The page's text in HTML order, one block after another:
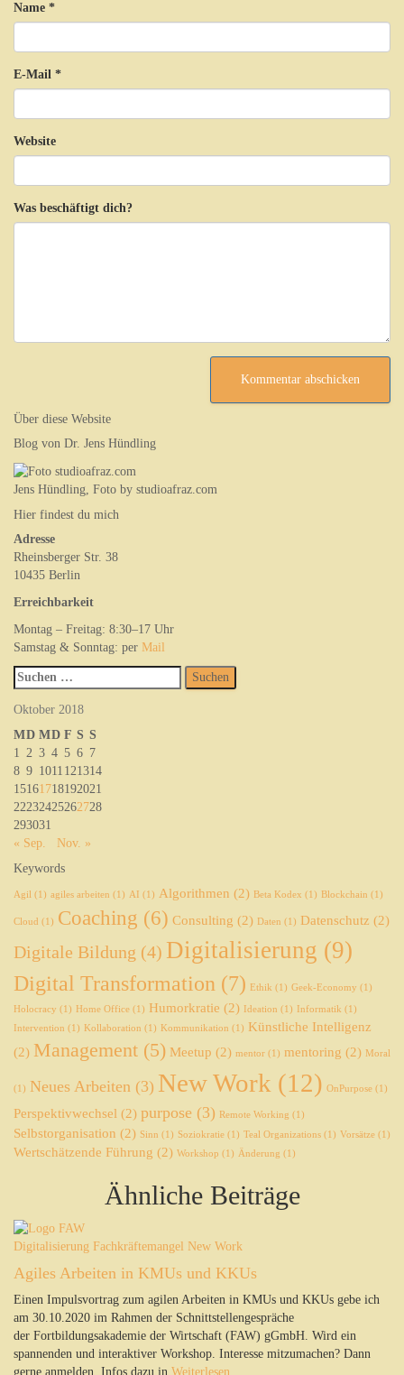
Name *
E-Mail *
Website
Was beschäftigt dich?
Über diese Website
Blog von Dr. Jens Hündling
Jens Hündling, Foto by studioafraz.com
Hier findest du mich
Adresse
Rheinsberger Str. 38
10435 Berlin
Erreichbarkeit
Montag – Freitag: 8:30–17 Uhr
Samstag & Sonntag: per Mail
Suchen
nach:
Oktober 2018
MD MD F S S
1
2 3 4 5 6 7
8 9 1011 121314
15161718192021
22232425262728
293031
« Sep.
Nov. »
Keywords
Agil (1) agiles arbeiten (1) AI (1) Algorithmen (2) Beta Kodex (1) Blockchain (1)
Cloud (1) Coaching (6) Consulting (2) Daten (1) Datenschutz (2)
Digitale Bildung (4) Digitalisierung (9)
Digital Transformation (7) Ethik (1) Geek-Economy (1)
Holocracy (1) Home Office (1) Humorkratie (2) Ideation (1) Informatik (1)
Intervention (1) Kollaboration (1) Kommunikation (1) Künstliche Intelligenz
(2) Management (5) Meetup (2) mentor (1) mentoring (2) Moral
(1) Neues Arbeiten (3) New Work (12) OnPurpose (1)
Perspektivwechsel (2) purpose (3) Remote Working (1)
Selbstorganisation (2) Sinn (1) Soziokratie (1) Teal Organizations (1) Vorsätze (1)
Wertschätzende Führung (2) Workshop (1) Änderung (1)
Ähnliche Beiträge
Digitalisierung Fachkräftemangel New Work
Agiles Arbeiten in KMUs und KKUs
Einen Impulsvortrag zum agilen Arbeiten in KMUs und KKUs gebe ich
am 30.10.2020 im Rahmen der Schnittstellengespräche
der Fortbildungsakademie der Wirtschaft (FAW) gGmbH. Wird ein
spannenden und interaktiver Workshop. Interesse mitzumachen? Dann
gerne anmelden, Infos dazu in Weiterlesen